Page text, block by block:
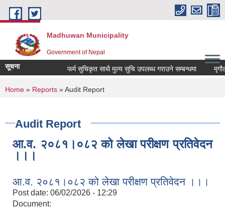
Skip to main content
Madhuwan Municipality
Government of Nepal
सूचना फर्म सुचिकृत साथै मुल्य सुचि उपलब्ध गराउने सम्बन्धमा
You are here
Home » Reports » Audit Report
Audit Report
आ.व. २०८१।०८२ को लेखा परीक्षण प्रतिवेदन
।।।
आ.व. २०८१।०८२ को लेखा परीक्षण प्रतिवेदन ।।।
Post date: 06/02/2026 - 12:29
Document: